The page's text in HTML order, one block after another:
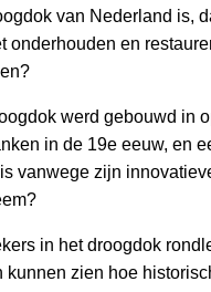
van Nederland is,
onderhouden en
werd gebouwd in
in de 19e eeuw, en
vanwege zijn
in het droogdok
kunnen zien hoe